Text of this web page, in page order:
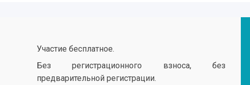
Участие бесплатное.
Без регистрационного взноса, без
предварительной регистрации.